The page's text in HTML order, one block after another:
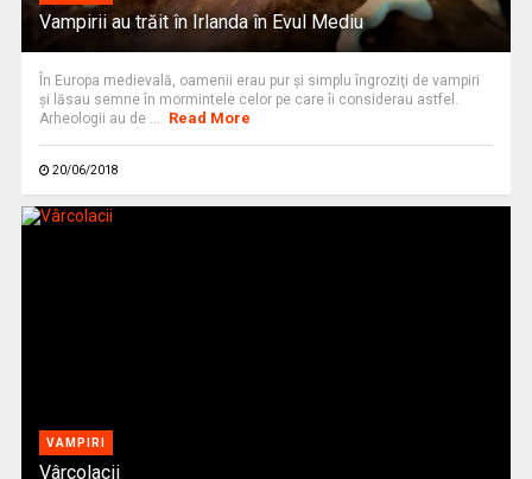
Vampirii au trăit în Irlanda în Evul Mediu
În Europa medievală, oamenii erau pur şi simplu îngroziţi de vampiri
şi lăsau semne în mormintele celor pe care îi considerau astfel.
Arheologii au de ...
Read More
20/06/2018
VAMPIRI
Vârcolacii